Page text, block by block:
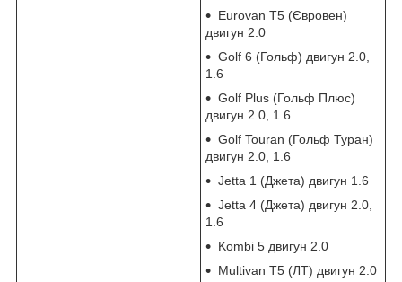
Eurovan T5 (Євровен)
двигун 2.0
Golf 6 (Гольф) двигун 2.0,
1.6
Golf Plus (Гольф Плюс)
двигун 2.0, 1.6
Golf Touran (Гольф Туран)
двигун 2.0, 1.6
Jetta 1 (Джета) двигун 1.6
Jetta 4 (Джета) двигун 2.0,
1.6
Kombi 5 двигун 2.0
Multivan T5 (ЛТ) двигун 2.0